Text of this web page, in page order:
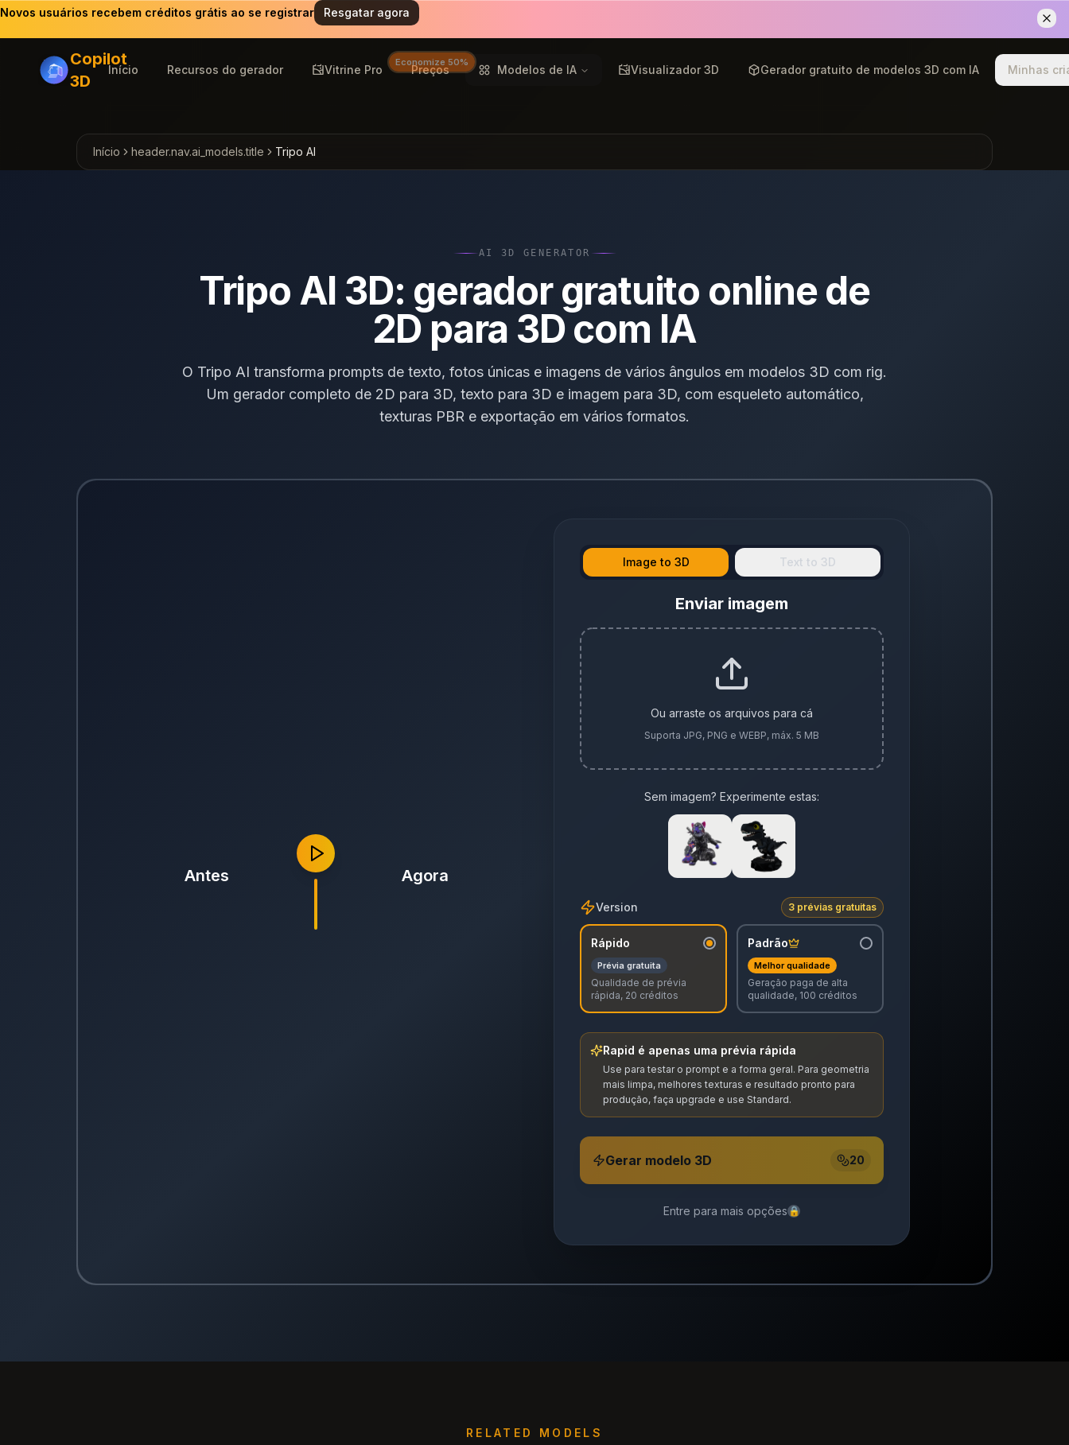
Novos usuários recebem créditos grátis ao se registrar Resgatar agora
Copilot
3D
Início Recursos do gerador Vitrine Pro Preços
Economize 50%
Modelos de IA Visualizador 3D Gerador gratuito de modelos 3D com IA Minhas
Início header.nav.ai_models.title Tripo AI
AI 3D GENERATOR
Tripo AI 3D: gerador gratuito online de
2D para 3D com IA
O Tripo AI transforma prompts de texto, fotos únicas e imagens de vários ângulos em modelos 3D com rig.
Um gerador completo de 2D para 3D, texto para 3D e imagem para 3D, com esqueleto automático,
texturas PBR e exportação em vários formatos.
Antes Agora
Image to 3D Text to 3D
Enviar imagem
Ou arraste os arquivos para cá
Suporta JPG, PNG e WEBP, máx. 5 MB
Sem imagem? Experimente estas:
Version 3 prévias gratuitas
Rápido
Prévia gratuita
Qualidade de prévia
rápida, 20 créditos
Padrão
Melhor qualidade
Geração paga de alta
qualidade, 100 créditos
Rapid é apenas uma prévia rápida
Use para testar o prompt e a forma geral. Para geometria
mais limpa, melhores texturas e resultado pronto para
produção, faça upgrade e use Standard.
Gerar modelo 3D 20
Entre para mais opções🔒
RELATED MODELS